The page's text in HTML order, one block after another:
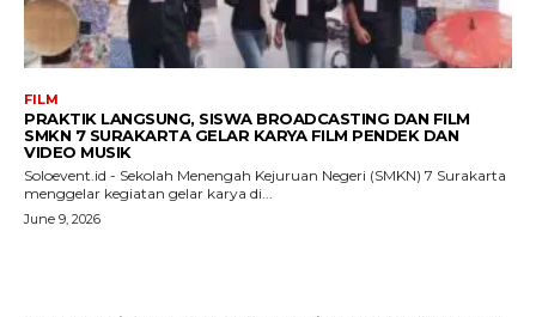
FILM
PRAKTIK LANGSUNG, SISWA BROADCASTING DAN FILM
SMKN 7 SURAKARTA GELAR KARYA FILM PENDEK DAN
VIDEO MUSIK
Soloevent.id - Sekolah Menengah Kejuruan Negeri (SMKN) 7 Surakarta
menggelar kegiatan gelar karya di...
June 9, 2026